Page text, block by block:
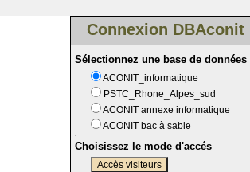
Connexion DBAconit
Sélectionnez une base de données
ACONIT_informatique
PSTC_Rhone_Alpes_sud
ACONIT annexe informatique
ACONIT bac à sable
Choisissez le mode d'accés
Accès visiteurs